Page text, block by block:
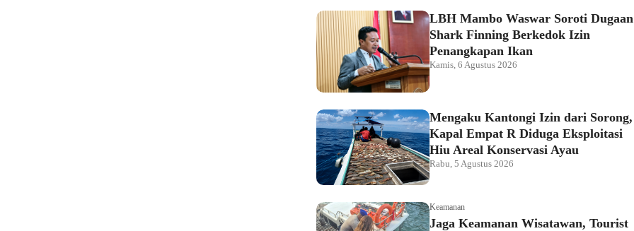
LBH Mambo Waswar Soroti Dugaan
Shark Finning Berkedok Izin
Penangkapan Ikan
Kamis, 6 Agustus 2026
Mengaku Kantongi Izin dari Sorong,
Kapal Empat R Diduga Eksploitasi
Hiu Areal Konservasi Ayau
Rabu, 5 Agustus 2026
Keamanan
Jaga Keamanan Wisatawan, Tourist